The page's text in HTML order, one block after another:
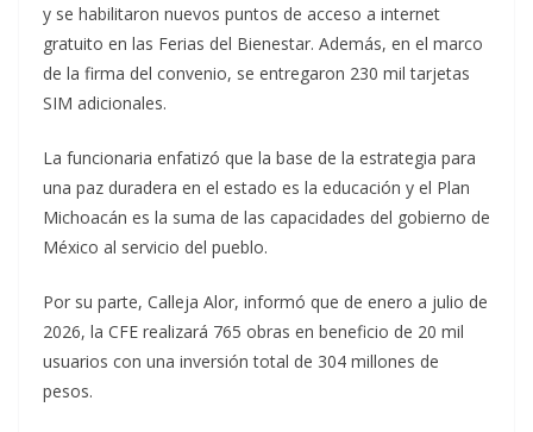
y se habilitaron nuevos puntos de acceso a internet
gratuito en las Ferias del Bienestar. Además, en el marco
de la firma del convenio, se entregaron 230 mil tarjetas
SIM adicionales.
La funcionaria enfatizó que la base de la estrategia para
una paz duradera en el estado es la educación y el Plan
Michoacán es la suma de las capacidades del gobierno de
México al servicio del pueblo.
Por su parte, Calleja Alor, informó que de enero a julio de
2026, la CFE realizará 765 obras en beneficio de 20 mil
usuarios con una inversión total de 304 millones de
pesos.